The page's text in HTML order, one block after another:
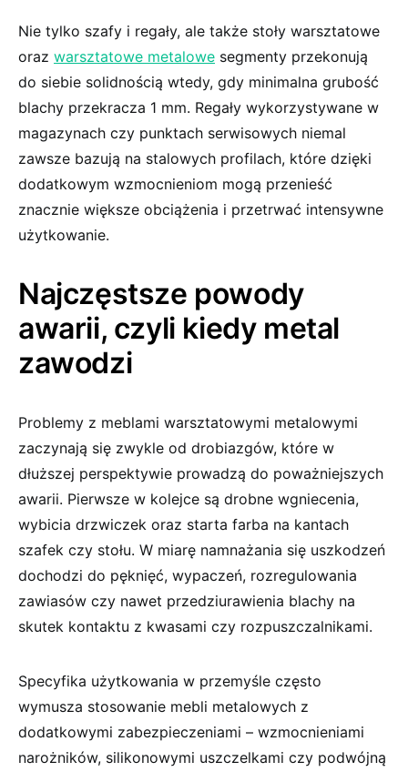
Nie tylko szafy i regały, ale także stoły warsztatowe
oraz warsztatowe metalowe segmenty przekonują
do siebie solidnością wtedy, gdy minimalna grubość
blachy przekracza 1 mm. Regały wykorzystywane w
magazynach czy punktach serwisowych niemal
zawsze bazują na stalowych profilach, które dzięki
dodatkowym wzmocnieniom mogą przenieść
znacznie większe obciążenia i przetrwać intensywne
użytkowanie.
Najczęstsze powody
awarii, czyli kiedy metal
zawodzi
Problemy z meblami warsztatowymi metalowymi
zaczynają się zwykle od drobiazgów, które w
dłuższej perspektywie prowadzą do poważniejszych
awarii. Pierwsze w kolejce są drobne wgniecenia,
wybicia drzwiczek oraz starta farba na kantach
szafek czy stołu. W miarę namnażania się uszkodzeń
dochodzi do pęknięć, wypaczeń, rozregulowania
zawiasów czy nawet przedziurawienia blachy na
skutek kontaktu z kwasami czy rozpuszczalnikami.
Specyfika użytkowania w przemyśle często
wymusza stosowanie mebli metalowych z
dodatkowymi zabezpieczeniami – wzmocnieniami
narożników, silikonowymi uszczelkami czy podwójną